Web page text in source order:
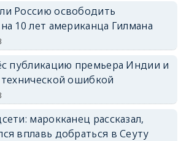
Россию освободить
10 лет американца Гилмана
публикацию премьера Индии и
ошибкой
марокканец рассказал,
вплавь добраться в Сеуту